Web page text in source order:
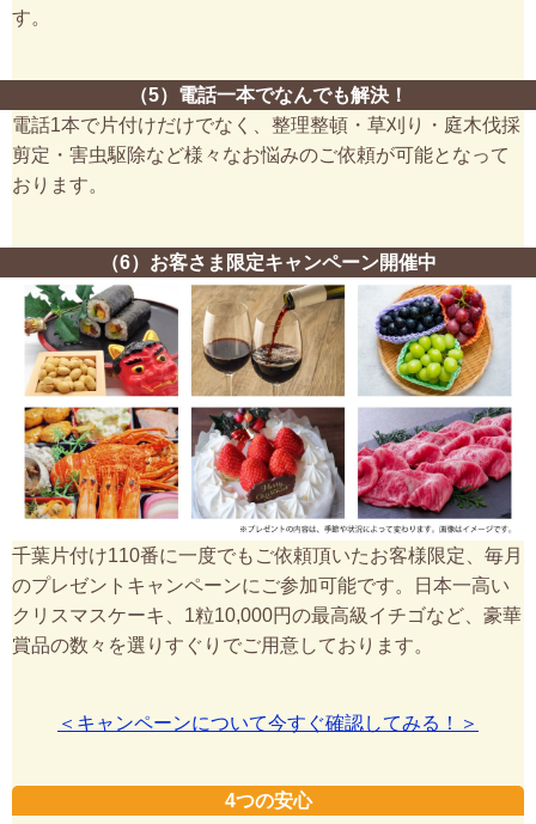
す。
（5）電話一本でなんでも解決！
電話1本で片付けだけでなく、整理整頓・草刈り・庭木伐採
剪定・害虫駆除など様々なお悩みのご依頼が可能となって
おります。
（6）お客さま限定キャンペーン開催中
千葉片付け110番に一度でもご依頼頂いたお客様限定、毎月
のプレゼントキャンペーンにご参加可能です。日本一高い
クリスマスケーキ、1粒10,000円の最高級イチゴなど、豪華
賞品の数々を選りすぐりでご用意しております。
＜キャンペーンについて今すぐ確認してみる！＞
4つの安心